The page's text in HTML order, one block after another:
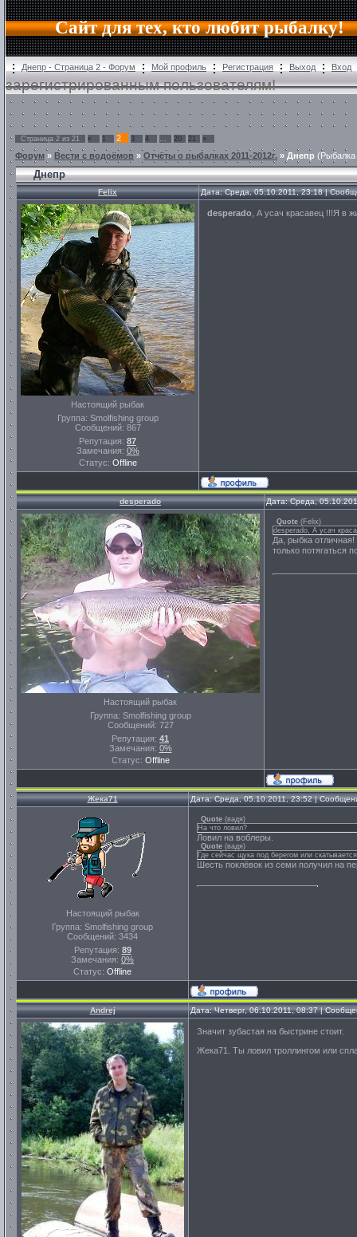
Сайт для тех, кто любит рыбалку!
Днепр - Страница 2 - Форум Мой профиль Регистрация Выход Вход
зарегистрированным пользователям!
Страница 2 из 21 « 1 2 3 4 … 20 21 »
Форум » Вести с водоёмов » Отчёты о рыбалках 2011-2012г. » Днепр (Рыбалка
Днепр
Felix Дата: Среда, 05.10.2011, 23:18 |
Настоящий рыбак
Группа: Smolfishing group
Сообщений: 867
Репутация: 87
Замечания: 0%
Статус: Offline
desperado , А усач красавец !!!Я в
desperado Дата: Среда,
Настоящий рыбак
Группа: Smolfishing group
Сообщений: 727
Репутация: 41
Замечания: 0%
Статус: Offline
Quote (Felix)
desperado, А усач
Да, рыбка
только потягаться
Жека71 Дата: Среда, 05.10.2011, 23:52 |
Настоящий рыбак
Группа: Smolfishing group
Сообщений: 3434
Репутация: 89
Замечания: 0%
Статус: Offline
Quote (вадя)
На что ловил?
Ловил на воблеры.
Quote (вадя)
Где сейчас щука под берегом или
Шесть поклёвок из семи получил на
Andrej Дата: Четверг, 06.10.2011, 08:37 |
Значит зубастая на быстрине стоит.
Жека71. Ты ловил троллингом или